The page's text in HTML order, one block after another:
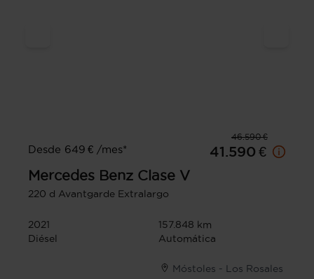
46.590 €
Desde 649 € /mes*
41.590 €
Mercedes Benz Clase V
220 d Avantgarde Extralargo
2021
157.848 km
Diésel
Automática
Móstoles - Los Rosales